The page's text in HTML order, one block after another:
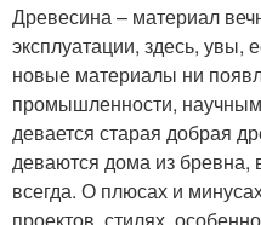
Древесина – материал
эксплуатации, здесь, увы,
новые материалы ни
промышленности,
девается старая добрая
деваются дома из бревна,
всегда. О плюсах и
проектов, стилях,